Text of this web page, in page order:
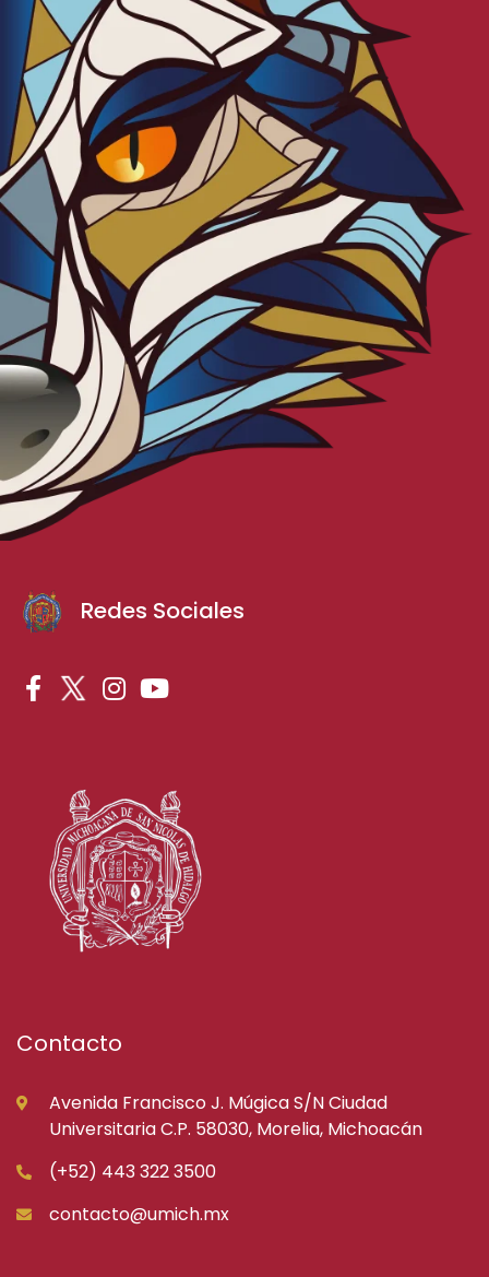
Redes Sociales
Contacto
Avenida Francisco J. Múgica S/N Ciudad
Universitaria C.P. 58030, Morelia, Michoacán
(+52) 443 322 3500
contacto@umich.mx